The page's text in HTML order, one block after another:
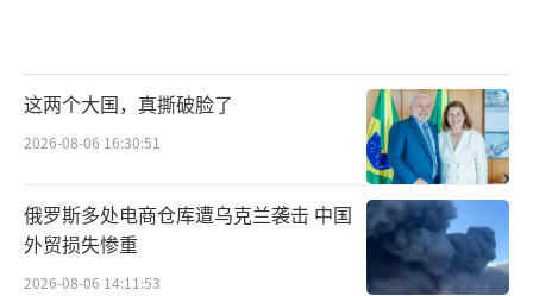
这两个大国，真撕破脸了
2026-08-06 16:30:51
俄罗斯多处电商仓库遭乌克兰袭击 中国
外贸损失惨重
2026-08-06 14:11:53